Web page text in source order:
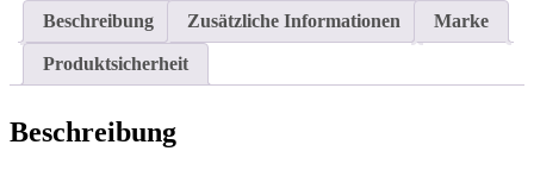
Beschreibung
Zusätzliche Informationen Marke
Produktsicherheit
Beschreibung